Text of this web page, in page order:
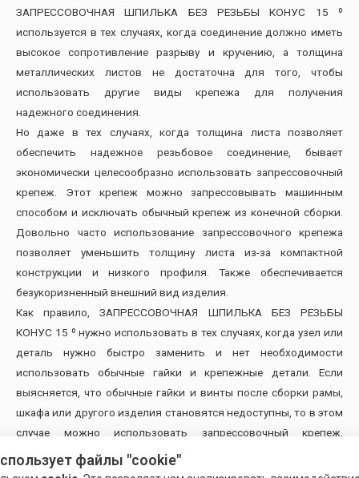
ЗАПРЕССОВОЧНАЯ ШПИЛЬКА БЕЗ РЕЗЬБЫ КОНУС 15 º
используется в тех случаях, когда соединение должно иметь
высокое сопротивление разрыву и кручению, а толщина
металлических листов не достаточна для того, чтобы
использовать другие виды крепежа для получения
надежного соединения.
Но даже в тех случаях, когда толщина листа позволяет
обеспечить надежное резьбовое соединение, бывает
экономически целесообразно использовать запрессовочный
крепеж. Этот крепеж можно запрессовывать машинным
способом и исключать обычный крепеж из конечной сборки.
Довольно часто использование запрессовочного крепежа
позволяет уменьшить толщину листа из-за компактной
конструкции и низкого профиля. Также обеспечивается
безукоризненный внешний вид изделия.
Как правило, ЗАПРЕССОВОЧНАЯ ШПИЛЬКА БЕЗ РЕЗЬБЫ
КОНУС 15 º нужно использовать в тех случаях, когда узел или
деталь нужно быстро заменить и нет необходимости
использовать обычные гайки и крепежные детали. Если
выясняется, что обычные гайки и винты после сборки рамы,
шкафа или другого изделия становятся недоступны, то в этом
случае можно использовать запрессовочный крепеж,
который устанавливается машинным способом. Таким
образом, узел можно упростить и уменьшить время сборки, в
файлы "cookie"